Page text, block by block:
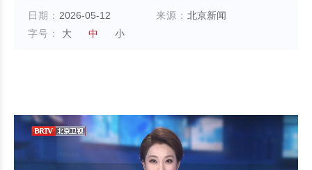
日期： 2026-05-12 来源： 北京新闻
字号：
大 中 小